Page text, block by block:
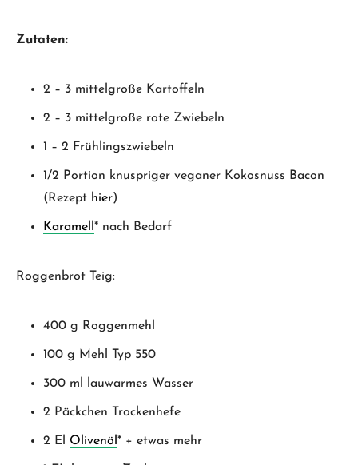
Zutaten:
2 – 3 mittelgroße Kartoffeln
2 – 3 mittelgroße rote Zwiebeln
1 – 2 Frühlingszwiebeln
1/2 Portion knuspriger veganer Kokosnuss Bacon
(Rezept hier)
Karamell* nach Bedarf
Roggenbrot Teig:
400 g Roggenmehl
100 g Mehl Typ 550
300 ml lauwarmes Wasser
2 Päckchen Trockenhefe
2 El Olivenöl* + etwas mehr